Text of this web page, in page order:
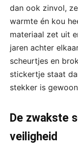
dan ook zinvol,
warmte én kou
materiaal zet uit
jaren achter
scheurtjes en
stickertje staat
stekker is
De zwakste
veiligheid